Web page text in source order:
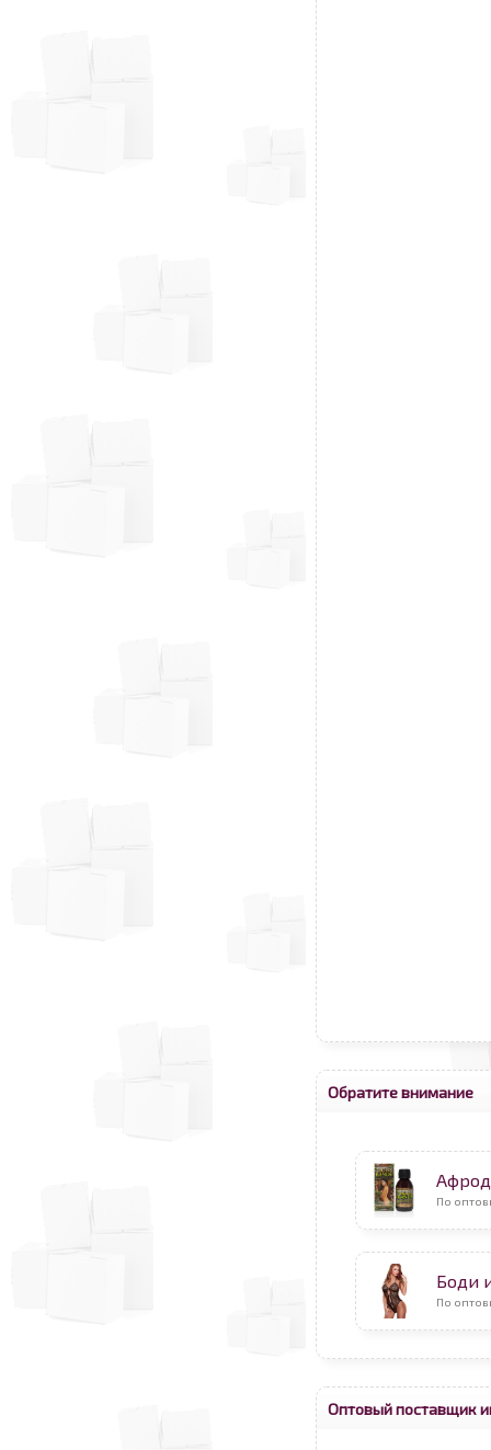
Обратите внимание
По
Боди
По
Оптовый поставщик